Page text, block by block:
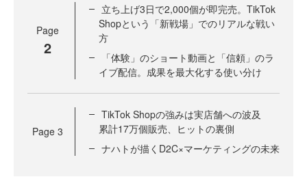
Page
2
立ち上げ3日で2,000個が即完売。TikTok
Shopという「新戦場」でのリアルな戦い
方
「体験」のショート動画と「信頼」のラ
イブ配信。成果を最大化する使い分け
Page 3
TikTok Shopの強みは実店舗への波及
累計17万個販売、ヒットの裏側
ナハトが描くD2C×マーケティングの未来